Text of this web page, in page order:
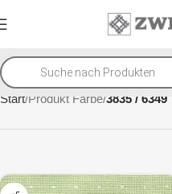
Start Produkt Farbe 3835 / 6349